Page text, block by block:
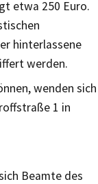
etwa 250 Euro.
hinterlassene
werden.
wenden sich
1 in
Beamte des